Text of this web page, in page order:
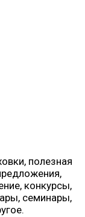
полезная
конкурсы,
семинары,